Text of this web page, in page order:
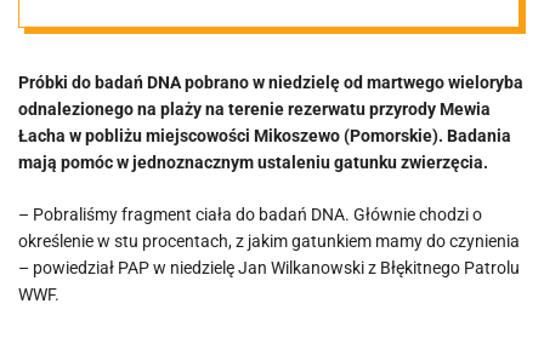
wiadomo jaki to
gatunek
Próbki do badań DNA pobrano w niedzielę od martwego wieloryba
odnalezionego na plaży na terenie rezerwatu przyrody Mewia
Łacha w pobliżu miejscowości Mikoszewo (Pomorskie). Badania
mają pomóc w jednoznacznym ustaleniu gatunku zwierzęcia.
– Pobraliśmy fragment ciała do badań DNA. Głównie chodzi o
określenie w stu procentach, z jakim gatunkiem mamy do czynienia
– powiedział PAP w niedzielę Jan Wilkanowski z Błękitnego Patrolu
WWF.